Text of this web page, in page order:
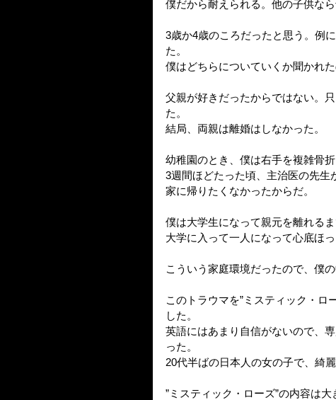
僕だから耐えられる。他の子供なら
3歳か4歳のころだったと思う。例
た。
僕はどちらについていくか聞かれた
父親が好きだったからではない。
た。
結局、両親は離婚はしなかった。
幼稚園のとき、僕は右手を複雑骨
3週間ほどたった頃、主治医の先生
家に帰りたくなかったからだ。
僕は大学生になって親元を離れる
大学に入って一人になって心底ほっ
こういう家庭環境だったので、僕
このトラウマを”ミスティック・ロ
した。
英語にはあまり自信がないので、
った。
20代半ばの日本人の女の子で、綺
”ミスティック・ローズ”の内容は大